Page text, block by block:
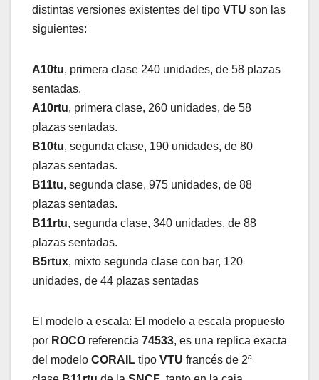
distintas versiones existentes del tipo VTU son las
siguientes:
A10tu, primera clase 240 unidades, de 58 plazas
sentadas.
A10rtu, primera clase, 260 unidades, de 58
plazas sentadas.
B10tu, segunda clase, 190 unidades, de 80
plazas sentadas.
B11tu, segunda clase, 975 unidades, de 88
plazas sentadas.
B11rtu, segunda clase, 340 unidades, de 88
plazas sentadas.
B5rtux, mixto segunda clase con bar, 120
unidades, de 44 plazas sentadas
El modelo a escala: El modelo a escala propuesto
por ROCO referencia 74533, es una replica exacta
del modelo CORAIL tipo VTU francés de 2ª